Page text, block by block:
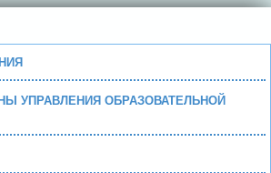
УПРАВЛЕНИЯ ОБРАЗОВАТЕЛЬНОЙ